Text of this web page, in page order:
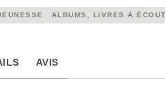
ALBUMS, LIVRES À
AVIS